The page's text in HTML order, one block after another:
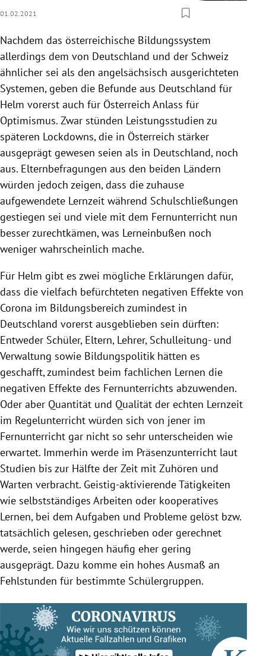
01.02.2021
Nachdem das österreichische Bildungssystem
allerdings dem von Deutschland und der Schweiz
ähnlicher sei als den angelsächsisch ausgerichteten
Systemen, geben die Befunde aus Deutschland für
Helm vorerst auch für Österreich Anlass für
Optimismus. Zwar stünden Leistungsstudien zu
späteren Lockdowns, die in Österreich stärker
ausgeprägt gewesen seien als in Deutschland, noch
aus. Elternbefragungen aus den beiden Ländern
würden jedoch zeigen, dass die zuhause
aufgewendete Lernzeit während Schulschließungen
gestiegen sei und viele mit dem Fernunterricht nun
besser zurechtkämen, was Lerneinbußen noch
weniger wahrscheinlich mache.
Für Helm gibt es zwei mögliche Erklärungen dafür,
dass die vielfach befürchteten negativen Effekte von
Corona im Bildungsbereich zumindest in
Deutschland vorerst ausgeblieben sein dürften:
Entweder Schüler, Eltern, Lehrer, Schulleitung- und
Verwaltung sowie Bildungspolitik hätten es
geschafft, zumindest beim fachlichen Lernen die
negativen Effekte des Fernunterrichts abzuwenden.
Oder aber Quantität und Qualität der echten Lernzeit
im Regelunterricht würden sich von jener im
Fernunterricht gar nicht so sehr unterscheiden wie
erwartet. Immerhin werde im Präsenzunterricht laut
Studien bis zur Hälfte der Zeit mit Zuhören und
Warten verbracht. Geistig-aktivierende Tätigkeiten
wie selbstständiges Arbeiten oder kooperatives
Lernen, bei dem Aufgaben und Probleme gelöst bzw.
tatsächlich gelesen, geschrieben oder gerechnet
werde, seien hingegen häufig eher gering
ausgeprägt. Dazu komme ein hohes Ausmaß an
Fehlstunden für bestimmte Schülergruppen.